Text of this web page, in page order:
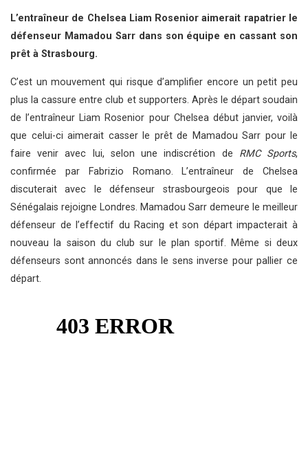
L’entraîneur de Chelsea Liam Rosenior aimerait rapatrier le
défenseur Mamadou Sarr dans son équipe en cassant son
prêt à Strasbourg.
C’est un mouvement qui risque d’amplifier encore un petit peu
plus la cassure entre club et supporters. Après le départ soudain
de l’entraîneur Liam Rosenior pour Chelsea début janvier, voilà
que celui-ci aimerait casser le prêt de Mamadou Sarr pour le
faire venir avec lui, selon une indiscrétion de RMC Sports,
confirmée par Fabrizio Romano. L’entraîneur de Chelsea
discuterait avec le défenseur strasbourgeois pour que le
Sénégalais rejoigne Londres. Mamadou Sarr demeure le meilleur
défenseur de l’effectif du Racing et son départ impacterait à
nouveau la saison du club sur le plan sportif. Même si deux
défenseurs sont annoncés dans le sens inverse pour pallier ce
départ.